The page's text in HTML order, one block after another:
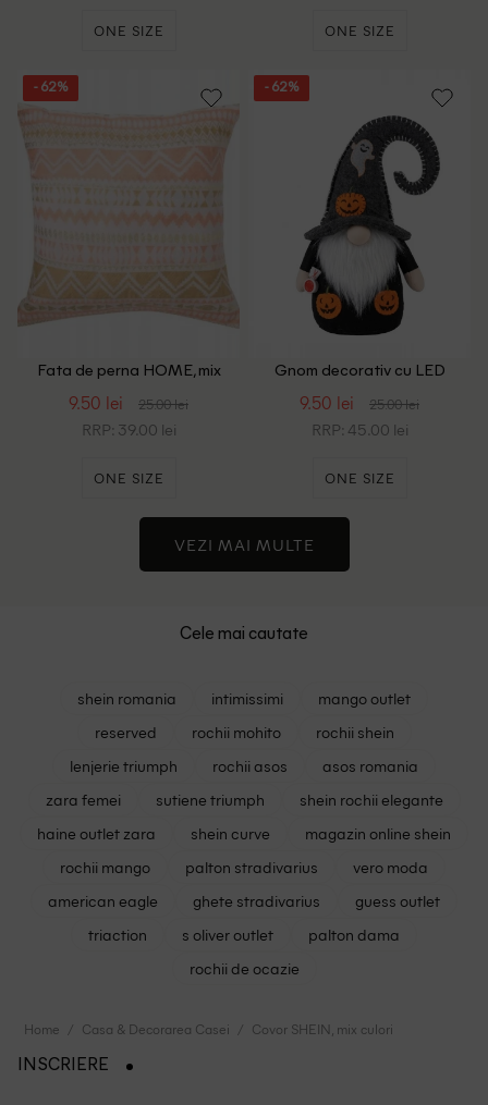
ONE SIZE ONE SIZE
- 62%
Fata de perna HOME, mix
9.50 lei 25.00 lei
RRP: 39.00 lei
ONE SIZE
- 62%
Gnom decorativ cu LED
9.50 lei 25.00 lei
RRP: 45.00 lei
ONE SIZE
VEZI MAI MULTE
Cele mai cautate
shein romania intimissimi
mango outlet
reserved
rochii mohito
rochii shein
lenjerie triumph
rochii asos
asos romania
zara femei
sutiene triumph
shein rochii elegante
haine outlet zara
shein curve
magazin online shein
rochii mango
palton stradivarius
vero moda
american eagle
ghete stradivarius
guess outlet
triaction
s oliver outlet
palton dama
rochii de ocazie
Home Casa & Decorarea Casei Covor SHEIN, mix culori
INSCRIERE